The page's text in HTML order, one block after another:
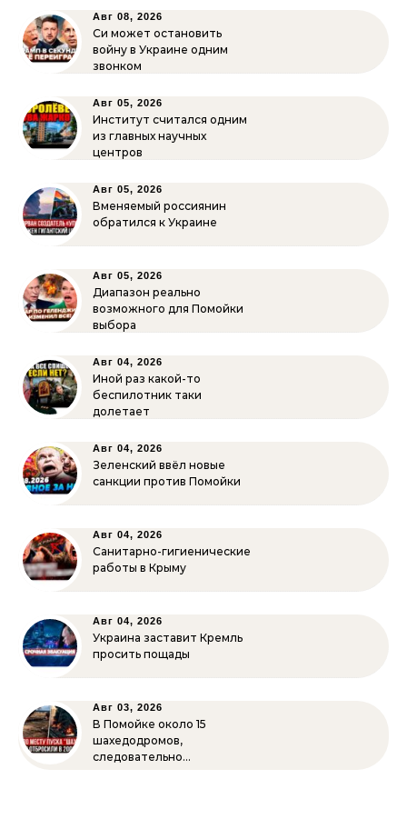
Авг 08, 2026
Си может остановить
войну в Украине одним
звонком
Авг 05, 2026
Институт считался одним
из главных научных
центров
Авг 05, 2026
Вменяемый россиянин
обратился к Украине
Авг 05, 2026
Диапазон реально
возможного для Помойки
выбора
Авг 04, 2026
Иной раз какой-то
беспилотник таки
долетает
Авг 04, 2026
Зеленский ввёл новые
санкции против Помойки
Авг 04, 2026
Санитарно-гигиенические
работы в Крыму
Авг 04, 2026
Украина заставит Кремль
просить пощады
Авг 03, 2026
В Помойке около 15
шахедодромов,
следовательно…